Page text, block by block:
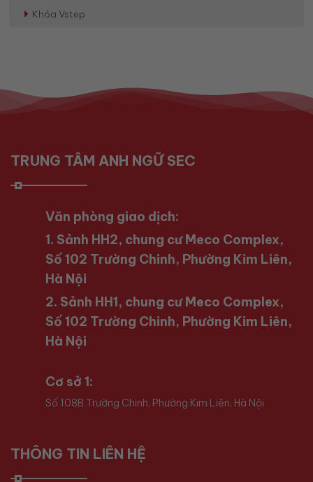
Khóa Vstep
TRUNG TÂM ANH NGỮ SEC
Văn phòng giao dịch:
1. Sảnh HH2, chung cư Meco Complex,
Số 102 Trường Chinh, Phường Kim Liên,
Hà Nội
2. Sảnh HH1, chung cư Meco Complex,
Số 102 Trường Chinh, Phường Kim Liên,
Hà Nội
Cơ sở 1:
Số 108B Trường Chinh, Phường Kim Liên, Hà Nội
THÔNG TIN LIÊN HỆ